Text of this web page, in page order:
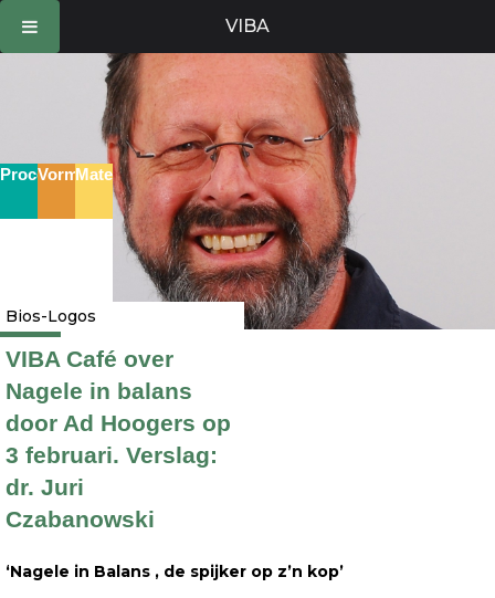
VIBA
ProcesVormMaterie
Bios-Logos
VIBA Café over
Nagele in balans
door Ad Hoogers op
3 februari. Verslag:
dr. Juri
Czabanowski
‘Nagele in Balans , de spijker op z’n kop’